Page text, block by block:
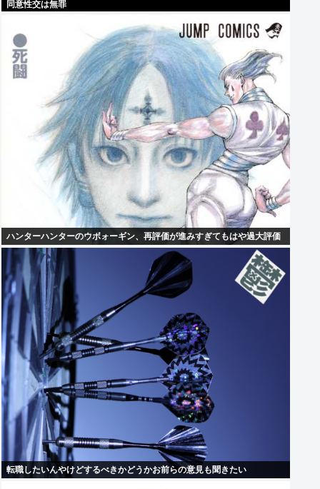
同意性交は無罪
ハンターハンターのウボォーギン、再評価が進みすぎてもはや過大評価
転職したいんやけどするべきかどうかお前らの意見も聞きたい